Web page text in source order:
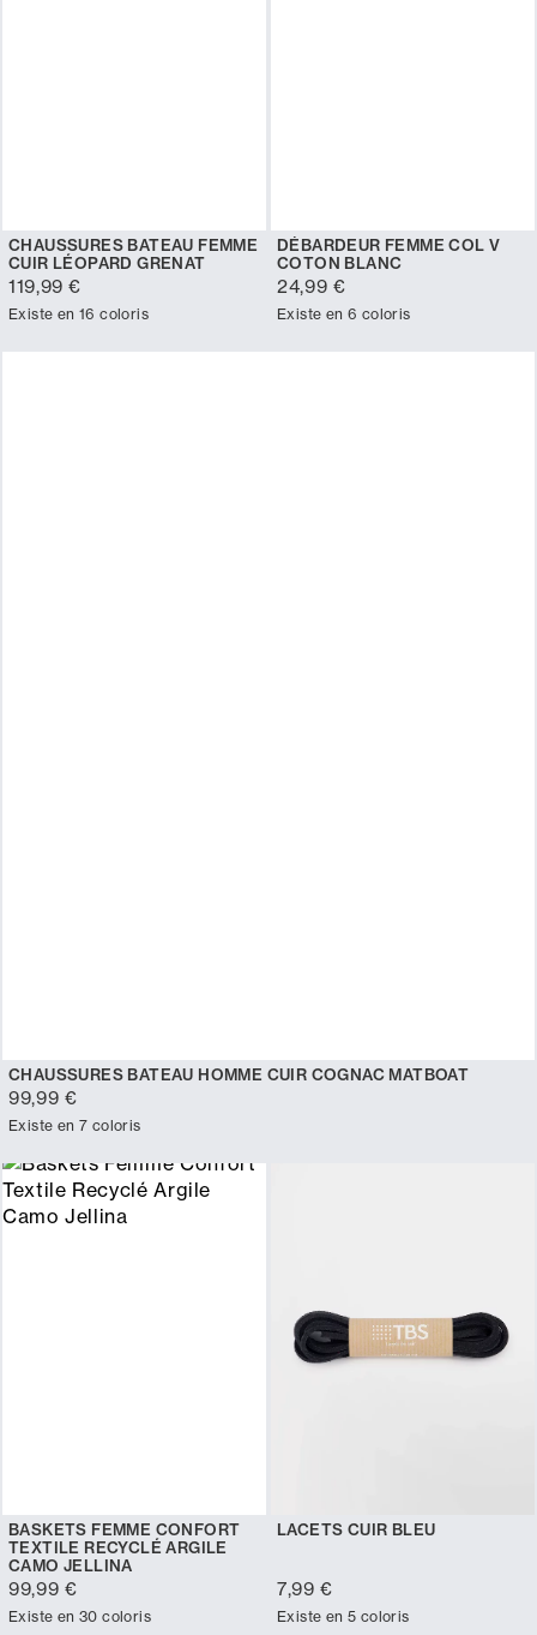
CHAUSSURES BATEAU FEMME
CUIR LÉOPARD GRENAT
119,99 €
Existe en 16 coloris
DÉBARDEUR FEMME COL V
COTON BLANC
24,99 €
Existe en 6 coloris
CHAUSSURES BATEAU HOMME CUIR COGNAC MATBOAT
99,99 €
Existe en 7 coloris
BASKETS FEMME CONFORT
TEXTILE RECYCLÉ ARGILE
CAMO JELLINA
99,99 €
Existe en 30 coloris
LACETS CUIR BLEU
7,99 €
Existe en 5 coloris